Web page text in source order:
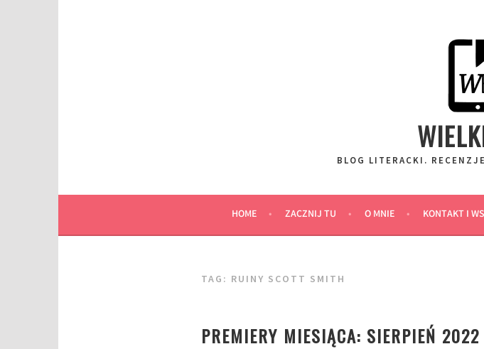
BLOG LITERACKI.
HOME ZACZNIJ TU O MNIE KONTAKT I
TAG: RUINY SCOTT SMITH
PREMIERY MIESIĄCA: SIERPIEŃ 2022